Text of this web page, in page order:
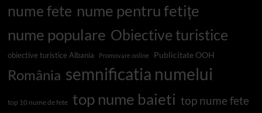
nume fete nume pentru fetițe
nume populare Obiective turistice
obiective turistice Albania Promovare online Publicitate OOH
România semnificatia numelui
top 10 nume de fete top nume baieti top nume fete